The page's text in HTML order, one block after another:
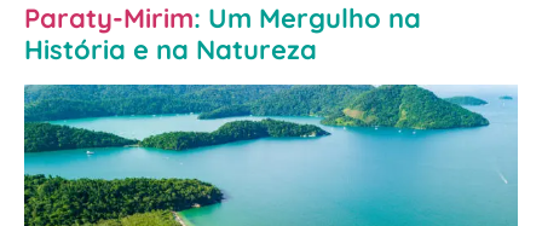
Paraty-Mirim: Um Mergulho na
História e na Natureza